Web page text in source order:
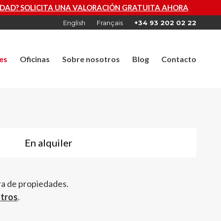
GRATUITA AHORA
English Français +34 93 202 02 22
Oficinas Sobre nosotros Blog Contacto
En alquiler
de propiedades.
.